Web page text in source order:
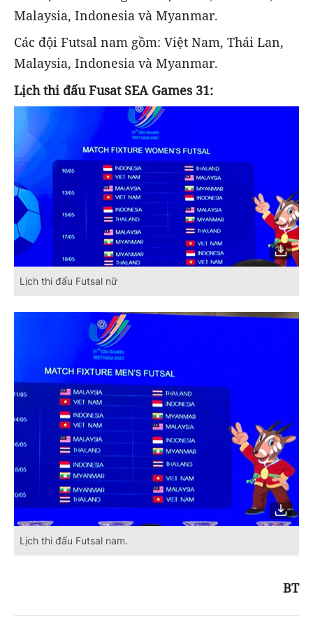
Malaysia, Indonesia và Myanmar.
Các đội Futsal nam gồm: Việt Nam, Thái Lan,
Malaysia, Indonesia và Myanmar.
Lịch thi đấu Fusat SEA Games 31:
Lịch thi đấu Futsal nữ
Lịch thi đấu Futsal nam.
BT